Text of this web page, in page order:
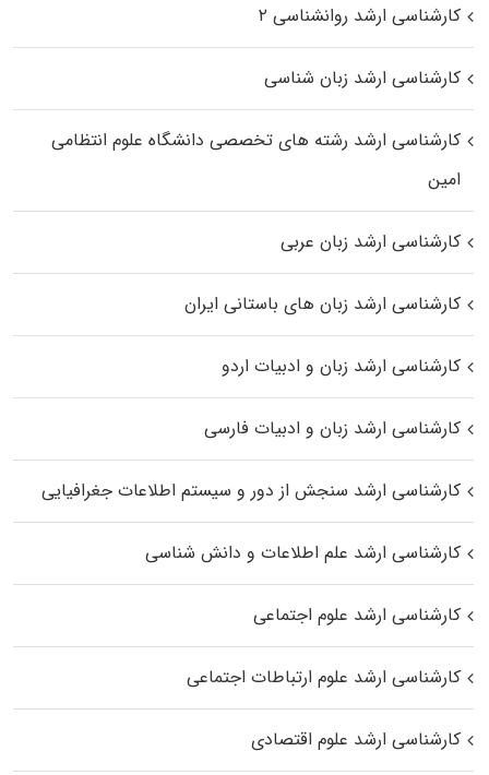
کارشناسی ارشد روانشناسی ۲
کارشناسی ارشد زبان شناسی
کارشناسی ارشد رﺷﺘﻪ ﻫﺎی تخصصی داﻧﺸﮕﺎه ﻋﻠﻮم انتظامی
اﻣﻴﻦ
کارشناسی ارشد زبان عربی
کارشناسی ارشد زبان‌ های باستانی ایران
کارشناسی ارشد زبان و ادبیات اردو
کارشناسی ارشد زبان و ادبیات فارسی
کارشناسی ارشد سنجش از دور و سیستم اطلاعات جغرافیایی
کارشناسی ارشد علم اطلاعات و دانش شناسی
کارشناسی ارشد علوم اجتماعی
کارشناسی ارشد علوم ارتباطات اجتماعی
کارشناسی ارشد علوم اقتصادی